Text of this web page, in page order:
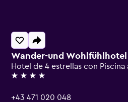
Wander-und
Hotel de 4 estrellas con Piscina
4 estrellas
+43 471 020 048